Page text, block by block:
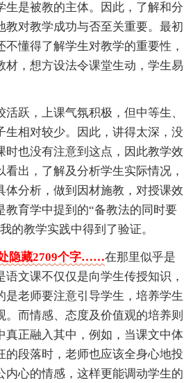
生是被教的主体。因此，了解和分
教对教学成功与否至关重要。最初
懂得了解学生对教学的重要性，
材，想方设法令课堂生动，学生易
活跃，上课气氛积极，但中等生、
生相对较少。因此，讲得太深，没
时也没有注意到这点，因此教学效
出，了解及分析学生实际情况，
体分析，做到因材施教，对授课效
教育学中提到的“备教法的同时要
的教学实践中得到了验证。
隐藏2709个字……在那里似乎是
文课不仅仅是向学生传授知识，
是老师要注意引导学生，培养学生
。而情感、态度及价值观的培养则
真正融入其中，例如，当课文中体
的段落时，老师也应该全身心地投
内心的情感，这样更能调动学生的